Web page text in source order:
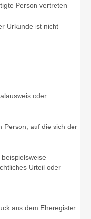
Person vertreten
Urkunde ist nicht
oder
Person, auf die sich der
Urteil oder
aus dem Eheregister: